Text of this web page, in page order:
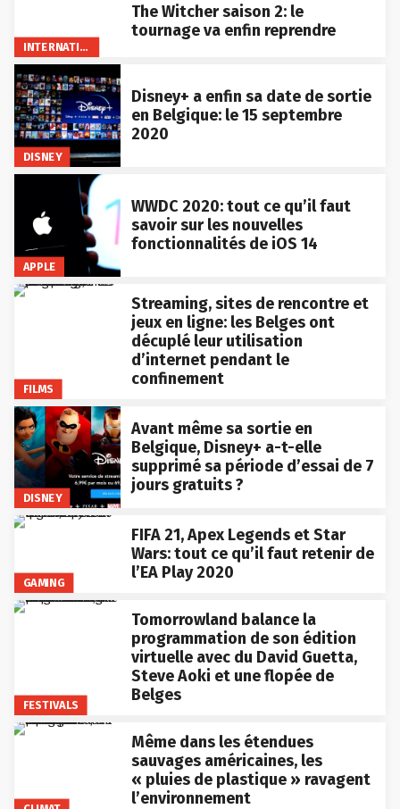
INTERNATIONAL
The Witcher saison 2: le
tournage va enfin reprendre
DISNEY
Disney+ a enfin sa date de sortie
en Belgique: le 15 septembre
2020
APPLE
WWDC 2020: tout ce qu’il faut
savoir sur les nouvelles
fonctionnalités de iOS 14
FILMS
Streaming, sites de rencontre et
jeux en ligne: les Belges ont
décuplé leur utilisation
d’internet pendant le
confinement
DISNEY
Avant même sa sortie en
Belgique, Disney+ a-t-elle
supprimé sa période d’essai de 7
jours gratuits ?
GAMING
FIFA 21, Apex Legends et Star
Wars: tout ce qu’il faut retenir de
l’EA Play 2020
FESTIVALS
Tomorrowland balance la
programmation de son édition
virtuelle avec du David Guetta,
Steve Aoki et une flopée de
Belges
Même dans les étendues
sauvages américaines, les
« pluies de plastique » ravagent
l’environnement